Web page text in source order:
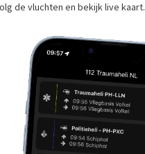
de vluchten en bekijk live kaart.